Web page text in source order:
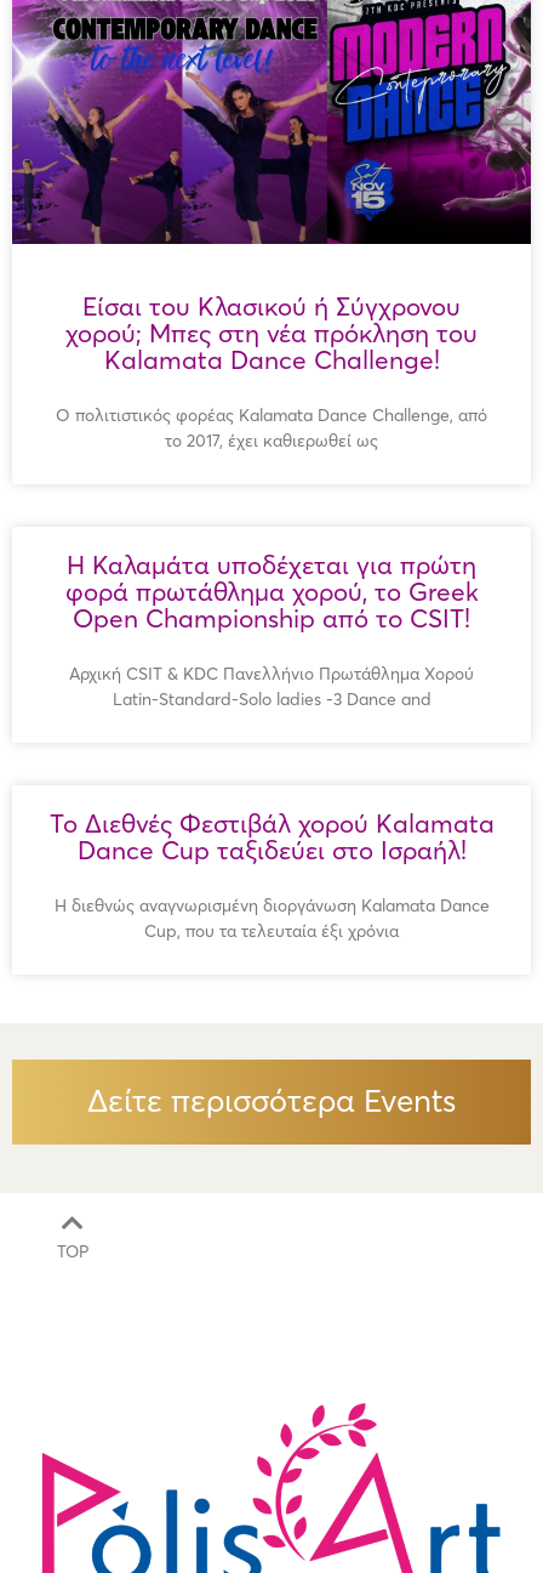
Είσαι του Κλασικού ή Σύγχρονου
χορού; Μπες στη νέα πρόκληση του
Kalamata Dance Challenge!
Ο πολιτιστικός φορέας Kalamata Dance Challenge, από
το 2017, έχει καθιερωθεί ως
Η Καλαμάτα υποδέχεται για πρώτη
φορά πρωτάθλημα χορού, το Greek
Open Championship από τo CSIT!
Αρχική CSIT & KDC Πανελλήνιο Πρωτάθλημα Χορού
Latin-Standard-Solo ladies -3 Dance and
Το Διεθνές Φεστιβάλ χορού Kalamata
Dance Cup ταξιδεύει στο Ισραήλ!
Η διεθνώς αναγνωρισμένη διοργάνωση Kalamata Dance
Cup, που τα τελευταία έξι χρόνια
Δείτε περισσότερα Events
TOP